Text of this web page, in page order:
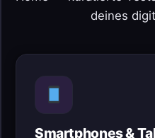
deines
Smartphones &